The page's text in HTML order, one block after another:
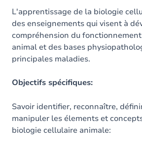
L'apprentissage de la biologie
des enseignements qui visent à
compréhension du
animal et des bases
principales maladies.
Objectifs spécifiques:
Savoir identifier, reconnaître,
manipuler les élements et
biologie cellulaire animale: